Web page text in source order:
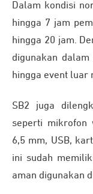
Dalam kondisi
hingga 7 jam
hingga 20 jam.
digunakan
hingga event luar
SB2 juga
seperti mikrofon
6,5 mm, USB,
ini sudah
aman digunakan